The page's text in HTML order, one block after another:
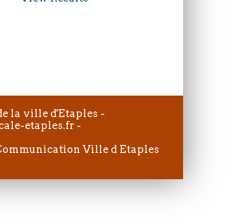
la ville d'Etaples -
etaples.fr -
Ville d Etaples